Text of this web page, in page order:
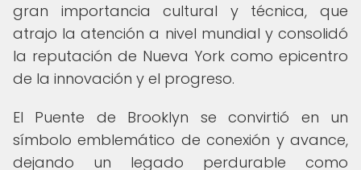
gran importancia cultural y técnica, que
atrajo la atención a nivel mundial y consolidó
la reputación de Nueva York como epicentro
de la innovación y el progreso.
El Puente de Brooklyn se convirtió en un
símbolo emblemático de conexión y avance,
dejando un legado perdurable como